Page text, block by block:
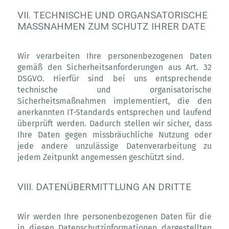
VII. TECHNISCHE UND ORGANSATORISCHE
MASSNAHMEN ZUM SCHUTZ IHRER DATE
Wir verarbeiten Ihre personenbezogenen Daten
gemäß den Sicherheitsanforderungen aus Art. 32
DSGVO. Hierfür sind bei uns entsprechende
technische und organisatorische
Sicherheitsmaßnahmen implementiert, die den
anerkannten IT-Standards entsprechen und laufend
überprüft werden. Dadurch stellen wir sicher, dass
Ihre Daten gegen missbräuchliche Nutzung oder
jede andere unzulässige Datenverarbeitung zu
jedem Zeitpunkt angemessen geschützt sind.
VIII. DATENÜBERMITTLUNG AN DRITTE
Wir werden Ihre personenbezogenen Daten für die